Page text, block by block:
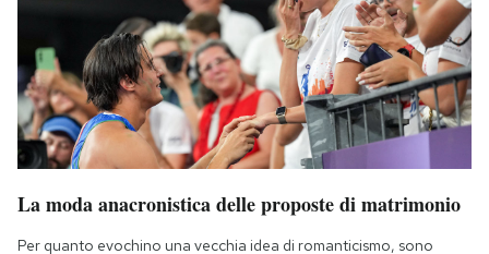
La moda anacronistica delle proposte di matrimonio
Per quanto evochino una vecchia idea di romanticismo, sono